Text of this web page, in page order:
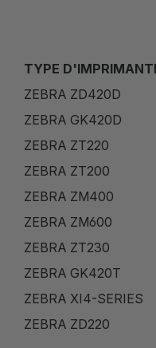
TYPE
ZEBRA ZD420D
ZEBRA GK420D
ZEBRA ZT220
ZEBRA ZT200
ZEBRA ZM400
ZEBRA ZM600
ZEBRA ZT230
ZEBRA GK420T
ZEBRA XI4-SERIES
ZEBRA ZD220